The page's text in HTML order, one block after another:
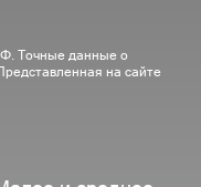
Точные данные о
на сайте